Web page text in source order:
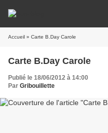
Accueil » Carte B.Day Carole
Carte B.Day Carole
Publié le 18/06/2012 à 14:00
Par Gribouillette